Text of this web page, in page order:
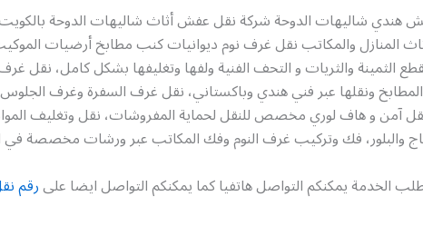
هندي شاليهات الدوحة شركة نقل عفش أثاث شاليهات الدوحة
المنازل والمكاتب نقل غرف نوم ديوانيات كنب مطابخ أرضيات
الثمينة والثريات و التحف الفنية ولفها وتغليفها بشكل كامل، نقل
المطابخ ونقلها عبر فني هندي وباكستاني، نقل غرف السفرة وغرف
آمن و هاف لوري مخصص للنقل لحماية المفروشات، نقل وتغليف المواد
والبلور، فك وتركيب غرف النوم وفك المكاتب عبر ورشات مخصصة
الخدمة يمكنكم التواصل هاتفيا كما يمكنكم التواصل ايضا علىرقم